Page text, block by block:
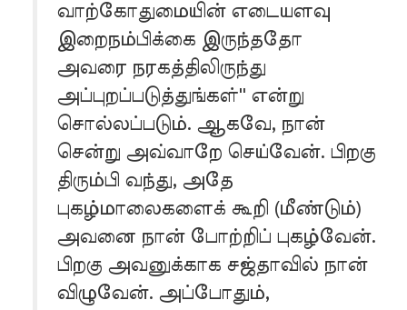
வாற்கோதுமையின் எடையளவு
இறைநம்பிக்கை இருந்ததோ
அவரை நரகத்திலிருந்து
அப்புறப்படுத்துங்கள்'' என்று
சொல்லப்படும். ஆகவே, நான்
சென்று அவ்வாறே செய்வேன். பிறகு
திரும்பி வந்து, அதே
புகழ்மாலைகளைக் கூறி (மீண்டும்)
அவனை நான் போற்றிப் புகழ்வேன்.
பிறகு அவனுக்காக சஜ்தாவில் நான்
விழுவேன். அப்போதும்,